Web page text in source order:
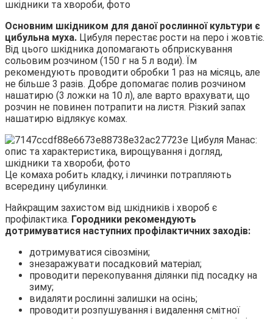
Основним шкідником для даної рослинної культури є
цибульна муха. Цибуля перестає рости на перо і жовтіє.
Від цього шкідника допомагають обприскування
сольовим розчином (150 г на 5 л води). Їм
рекомендують проводити обробки 1 раз на місяць, але
не більше 3 разів. Добре допомагає полив розчином
нашатирю (3 ложки на 10 л), але варто врахувати, що
розчин не повинен потрапити на листя. Різкий запах
нашатирю відлякує комах.
Це комаха робить кладку, і личинки потрапляють
всередину цибулинки.
Найкращим захистом від шкідників і хвороб є
профілактика. Городники рекомендують
дотримуватися наступних профілактичних заходів:
дотримуватися сівозміни;
знезаражувати посадковий матеріал;
проводити перекопування ділянки під посадку на
зиму;
видаляти рослинні залишки на осінь;
проводити розпушування і видалення смітної